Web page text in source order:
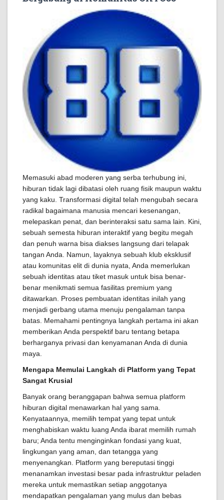
Memasuki abad moderen yang serba terhubung ini,
hiburan tidak lagi dibatasi oleh ruang fisik maupun waktu
yang kaku. Transformasi digital telah mengubah secara
radikal bagaimana manusia mencari kesenangan,
melepaskan penat, dan berinteraksi satu sama lain. Kini,
sebuah semesta hiburan interaktif yang begitu megah
dan penuh warna bisa diakses langsung dari telapak
tangan Anda. Namun, layaknya sebuah klub eksklusif
atau komunitas elit di dunia nyata, Anda memerlukan
sebuah identitas atau tiket masuk untuk bisa benar-
benar menikmati semua fasilitas premium yang
ditawarkan. Proses pembuatan identitas inilah yang
menjadi gerbang utama menuju pengalaman tanpa
batas. Memahami pentingnya langkah pertama ini akan
memberikan Anda perspektif baru tentang betapa
berharganya privasi dan kenyamanan Anda di dunia
maya.
Mengapa Memulai Langkah di Platform yang Tepat
Sangat Krusial
Banyak orang beranggapan bahwa semua platform
hiburan digital menawarkan hal yang sama.
Kenyataannya, memilih tempat yang tepat untuk
menghabiskan waktu luang Anda ibarat memilih rumah
baru; Anda tentu menginginkan fondasi yang kuat,
lingkungan yang aman, dan tetangga yang
menyenangkan. Platform yang bereputasi tinggi
menanamkan investasi besar pada infrastruktur peladen
mereka untuk memastikan setiap anggotanya
mendapatkan pengalaman yang mulus dan bebas